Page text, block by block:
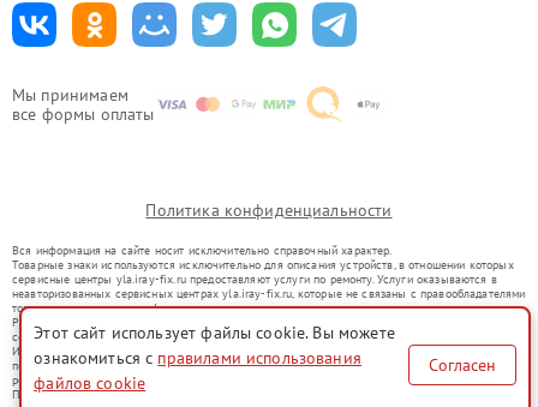
Мы принимаем
все формы оплаты
Политика конфиденциальности
Вся информация на сайте носит исключительно справочный характер.
Товарные знаки используются исключительно для описания устройств, в отношении которых
сервисные центры yla.iray-fix.ru предоставляют услуги по ремонту. Услуги оказываются в
неавторизованных сервисных центрах yla.iray-fix.ru, которые не связаны с правообладателями
товарных знаков или их официальными представителями.
Ремонт осуществляется для устройств, уже введенных в гражданский оборот в соответствии
со статьей 1487 ГК РФ.
Использование товарных знаков не преследует цели индивидуализации услуг или введения
потребителей в заблуждение, а служит для информирования о предоставляемых услугах по
ремонту техники указанных брендов.
Представленная на сайте информация не является публичной офертой, определяемой
Этот сайт использует файлы cookie. Вы можете
ознакомиться с правилами использования
файлов cookie
Согласен